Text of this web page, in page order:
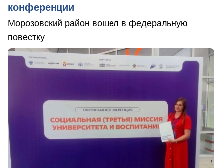
конференции
Морозовский район вошел в федеральную
повестку